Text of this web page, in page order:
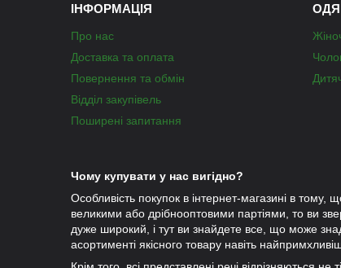
ІНФОРМАЦІЯ
Про нас
Доставка та оплата
Повернення та обмін
Відділ закупівель
Поширені запитання
Чому купувати у нас вигідно?
Особливість покупок в інтернет-магазині в тому,
великими або дрібнооптовими партіями, то ви
дуже широкий, і тут ви знайдете все, що може
асортименті якісного товару навіть